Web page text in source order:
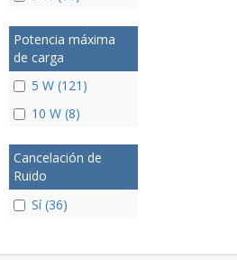
Potencia máxima
de carga
5 W (121)
10 W (8)
Cancelación de
Ruido
Sí (36)